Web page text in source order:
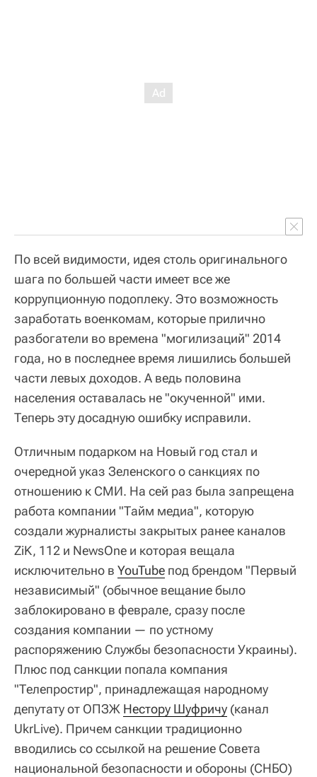
По всей видимости, идея столь оригинального
шага по большей части имеет все же
коррупционную подоплеку. Это возможность
заработать военкомам, которые прилично
разбогатели во времена "могилизаций" 2014
года, но в последнее время лишились большей
части левых доходов. А ведь половина
населения оставалась не "окученной" ими.
Теперь эту досадную ошибку исправили.
Отличным подарком на Новый год стал и
очередной указ Зеленского о санкциях по
отношению к СМИ. На сей раз была запрещена
работа компании "Тайм медиа", которую
создали журналисты закрытых ранее каналов
ZiK, 112 и NewsOne и которая вещала
исключительно в YouTube под брендом "Первый
независимый" (обычное вещание было
заблокировано в феврале, сразу после
создания компании — по устному
распоряжению Службы безопасности Украины).
Плюс под санкции попала компания
"Телепростир", принадлежащая народному
депутату от ОПЗЖ Нестору Шуфричу (канал
UkrLive). Причем санкции традиционно
вводились со ссылкой на решение Совета
национальной безопасности и обороны (СНБО)